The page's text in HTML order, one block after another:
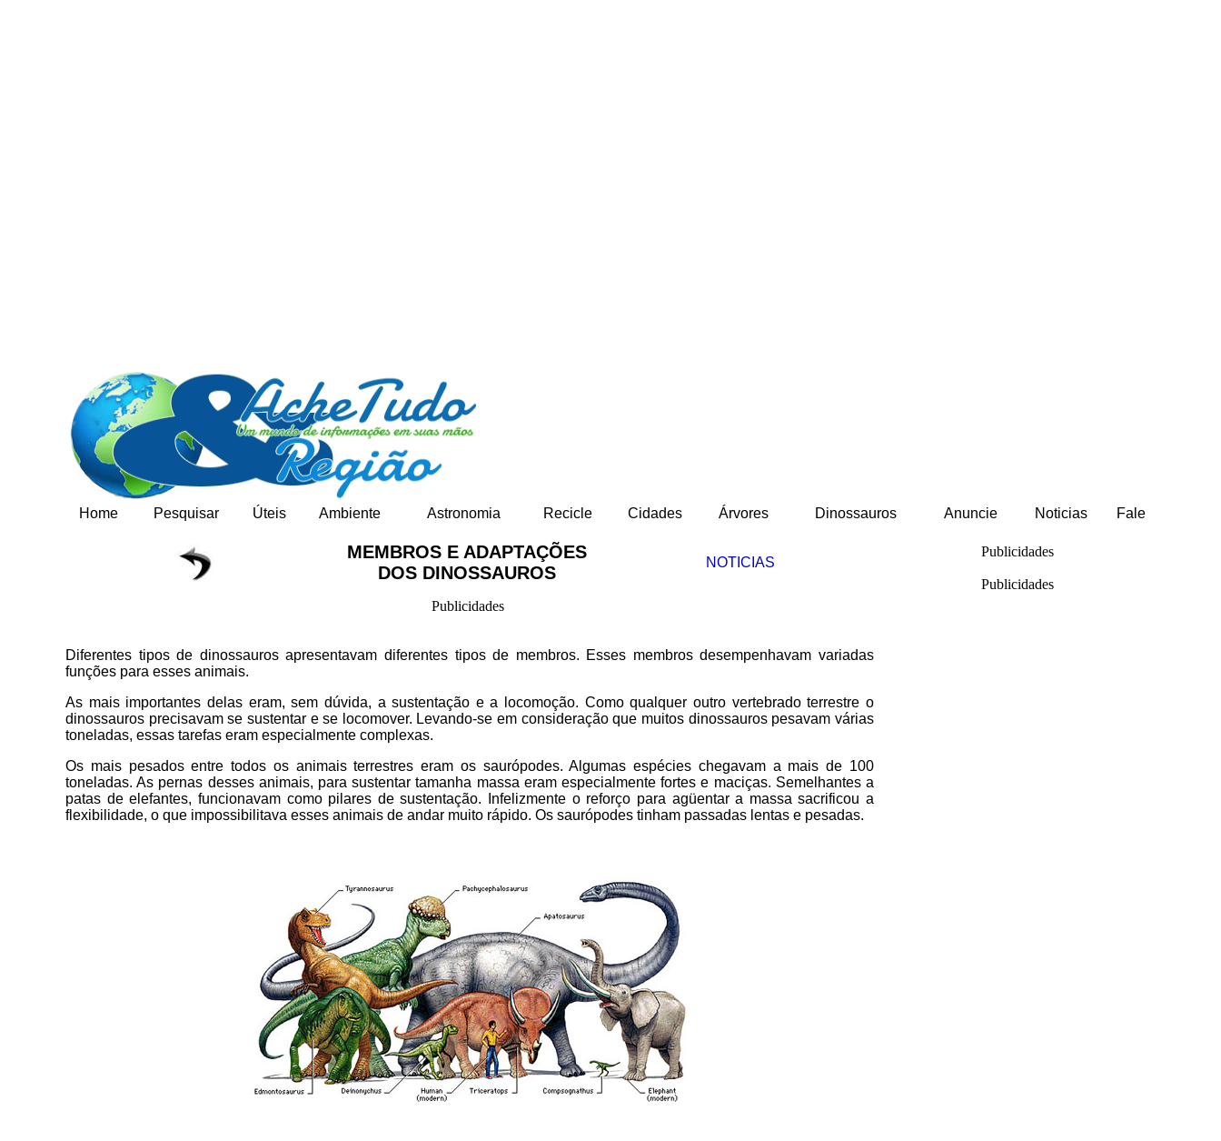
Home Pesquisar Úteis Ambiente Astronomia Recicle Cidades Árvores Dinossauros Anuncie Noticias Fale
MEMBROS E ADAPTAÇÕES
DOS DINOSSAUROS
NOTICIAS
Publicidades
Diferentes tipos de dinossauros apresentavam diferentes tipos de membros. Esses membros desempenhavam variadas
funções para esses animais.
As mais importantes delas eram, sem dúvida, a sustentação e a locomoção. Como qualquer outro vertebrado terrestre o
dinossauros precisavam se sustentar e se locomover. Levando-se em consideração que muitos dinossauros pesavam várias
toneladas, essas tarefas eram especialmente complexas.
Os mais pesados entre todos os animais terrestres eram os saurópodes. Algumas espécies chegavam a mais de 100
toneladas. As pernas desses animais, para sustentar tamanha massa eram especialmente fortes e maciças. Semelhantes a
patas de elefantes, funcionavam como pilares de sustentação. Infelizmente o reforço para agüentar a massa sacrificou a
flexibilidade, o que impossibilitava esses animais de andar muito rápido. Os saurópodes tinham passadas lentas e pesadas.
Publicidades
Publicidades